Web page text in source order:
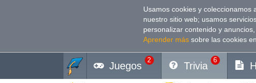
Usamos cookies y
nuestro sitio web; usamos
personalizar contenido y
Aprender más sobre las cookies
Juegos
2
Trivia
6